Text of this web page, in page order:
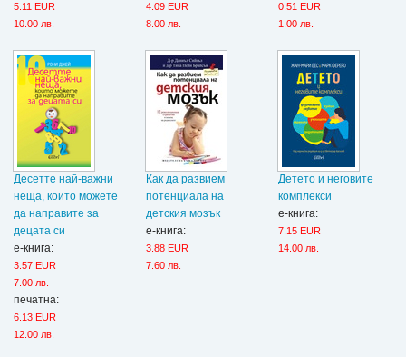
5.11 EUR
10.00 лв.
4.09 EUR
8.00 лв.
0.51 EUR
1.00 лв.
Десетте най-важни
неща, които можете
да направите за
децата си
е-книга:
3.57 EUR
7.00 лв.
печатна:
6.13 EUR
12.00 лв.
Как да развием
потенциала на
детския мозък
е-книга:
3.88 EUR
7.60 лв.
Детето и неговите
комплекси
е-книга:
7.15 EUR
14.00 лв.